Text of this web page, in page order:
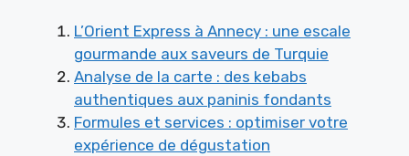
L’Orient Express à Annecy : une escale
gourmande aux saveurs de Turquie
Analyse de la carte : des kebabs
authentiques aux paninis fondants
Formules et services : optimiser votre
expérience de dégustation